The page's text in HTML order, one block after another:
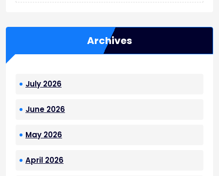
Archives
July 2026
June 2026
May 2026
April 2026